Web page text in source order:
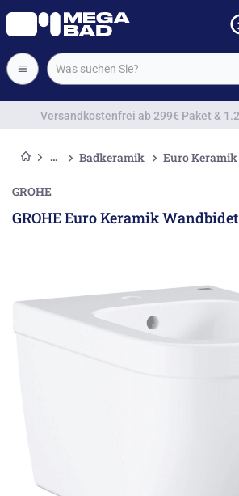
Vorkassenrabatt
Badkeramik Euro Keramik
GROHE
GROHE Euro Keramik Wandbidet